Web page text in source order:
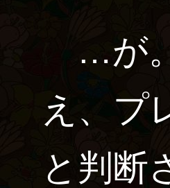
…が。
え、プ
と判断